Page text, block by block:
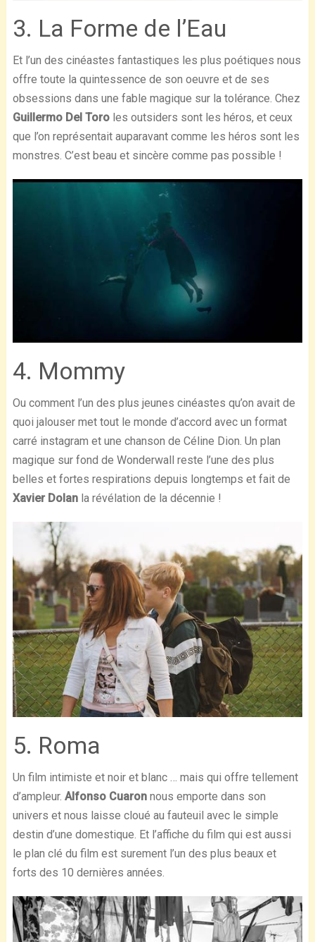
3. La Forme de l’Eau
Et l’un des cinéastes fantastiques les plus poétiques nous
offre toute la quintessence de son oeuvre et de ses
obsessions dans une fable magique sur la tolérance. Chez
Guillermo Del Toroles outsiders sont les héros, et ceux
que l’on représentait auparavant comme les héros sont les
monstres. C’est beau et sincère comme pas possible !
4. Mommy
Ou comment l’un des plus jeunes cinéastes qu’on avait de
quoi jalouser met tout le monde d’accord avec un format
carré instagram et une chanson de Céline Dion. Un plan
magique sur fond de Wonderwall reste l’une des plus
belles et fortes respirations depuis longtemps et fait de
Xavier Dolanla révélation de la décennie !
5. Roma
Un film intimiste et noir et blanc … mais qui offre tellement
d’ampleur. Alfonso Cuaronnous emporte dans son
univers et nous laisse cloué au fauteuil avec le simple
destin d’une domestique. Et l’affiche du film qui est aussi
le plan clé du film est surement l’un des plus beaux et
forts des 10 dernières années.